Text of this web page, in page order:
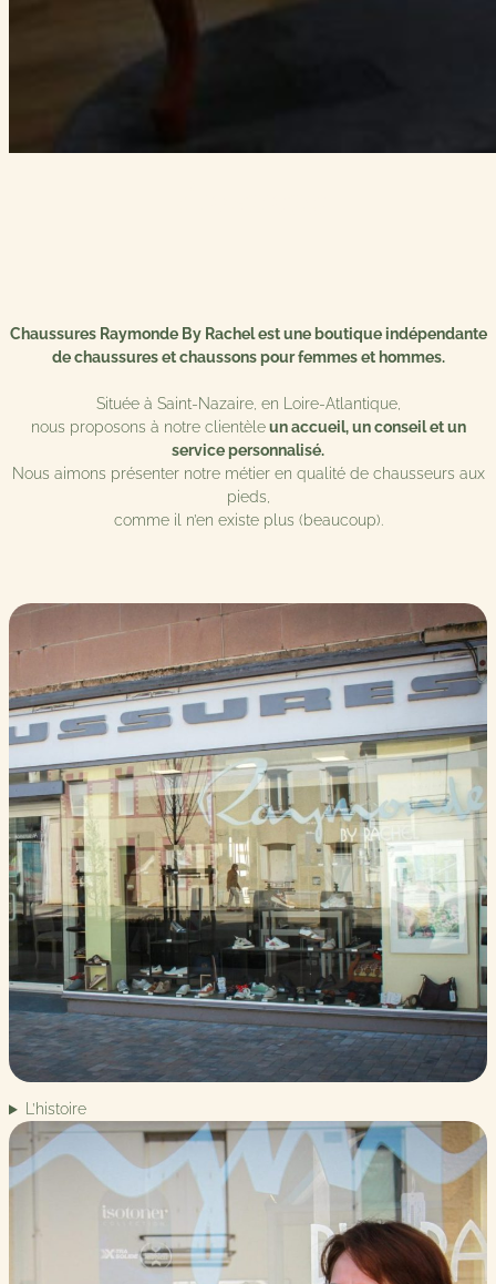
Chaussures Raymonde By Rachel est une boutique indépendante
de chaussures et chaussons pour femmes et hommes.
Située à Saint-Nazaire, en Loire-Atlantique,
nous proposons à notre clientèleun accueil, un conseil et un
service personnalisé.
Nous aimons présenter notre métier en qualité de chausseurs aux
pieds,
comme il n’en existe plus (beaucoup).
L’histoire